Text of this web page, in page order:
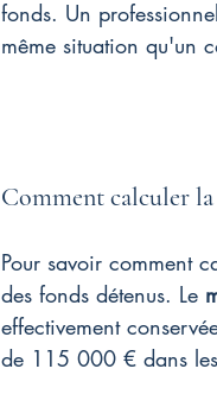
fonds. Un
même situation qu'un
Comment calculer
Pour savoir comment
des fonds détenus. Le
effectivement
de 115 000 € dans